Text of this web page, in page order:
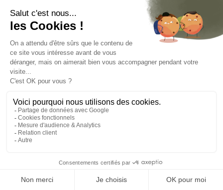
Chargée des Ressources Humaines
MEDIAPERFORMANCES
Un expert RH vous répond rapidement
Un accompagnement sur-mesure à chaque étape